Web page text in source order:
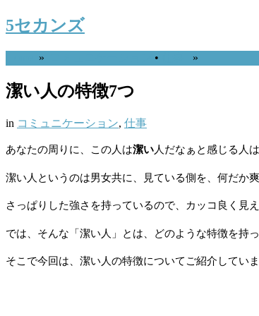
5セカンズ
» • »
潔い人の特徴7つ
in コミュニケーション, 仕事
あなたの周りに、この人は潔い人だなぁと感じる人
潔い人というのは男女共に、見ている側を、何だか
さっぱりした強さを持っているので、カッコ良く見
では、そんな「潔い人」とは、どのような特徴を持
そこで今回は、潔い人の特徴についてご紹介してい